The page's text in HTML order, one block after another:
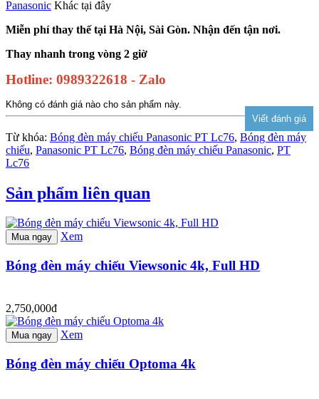
Panasonic Khác tại đây
Miễn phí thay thế tại Hà Nội, Sài Gòn. Nhận đến tận nơi.
Thay nhanh trong vòng 2 giờ
Hotline: 0989322618 - Zalo
Không có đánh giá nào cho sản phẩm này.
Từ khóa: Bóng đèn máy chiếu Panasonic PT Lc76, Bóng đèn máy
chiếu, Panasonic PT Lc76, Bóng đèn máy chiếu Panasonic, PT
Lc76
Sản phẩm liên quan
Mua ngay Xem
Bóng đèn máy chiếu Viewsonic 4k, Full HD
2,750,000đ
Mua ngay Xem
Bóng đèn máy chiếu Optoma 4k